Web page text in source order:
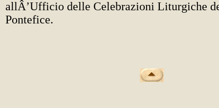
allÂ’Ufficio delle Celebrazioni Liturgiche
Pontefice.